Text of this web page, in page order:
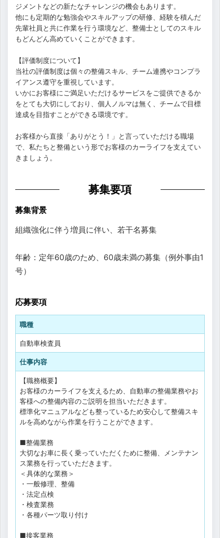
ジメントなどの新たなチャレンジの機会もあります。
他にも定期的な勉強会やスキルアップの研修、経験を積んだ
先輩社員と共に作業を行う環境など、整備士としてのスキル
もどんどん高めていくことができます。
【評価制度について】
当社の評価制度は個々の整備スキル、チーム連携やコンプラ
イアンス遵守を重視しています。
いかにお客様にご満足いただけるサービスをご提供できるか
をとても大切にしており、個人ノルマは無く、チームで目標
達成を目指すことができる環境です。
お客様から直接「ありがとう！」と言っていただける職場
で、私たちと整備という形でお客様のカーライフを支えてい
きましょう。
募集要項
募集背景
組織強化に伴う増員に伴い、若干名募集
年齢：定年60歳のため、60歳未満の募集（例外事由1
号）
応募要項
職種
自動車検査員
仕事内容
【職務概要】
お客様のカーライフを支えるため、自動車の整備業務やお
客様への整備内容のご説明を担当いただきます。
標準化マニュアルなども整っているため安心して整備スキ
ルを高めながら作業を行うことができます。
■整備業務
大切なお車に長く乗っていただくために整備、メンテナン
ス業務を行っていただきます。
＜具体的な業務＞
・一般修理、整備
・法定点検
・検査業務
・各種パーツ取り付け
■接客業務